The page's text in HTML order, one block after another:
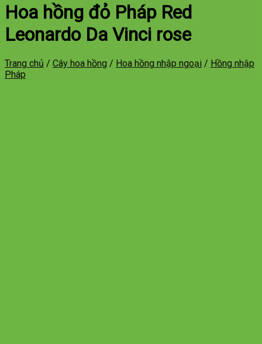
Hoa hồng đỏ Pháp Red
Leonardo Da Vinci rose
Trang chủ / Cây hoa hồng / Hoa hồng nhập ngoại / Hồng nhập
Pháp